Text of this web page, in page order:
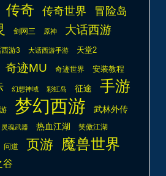
传奇 传奇世界 冒险岛
剑网三 原神 大话西游
游3 大话西游手游 天堂2
奇迹MU 奇迹世界 安装教程
幻想神域 彩虹岛 征途 手游
梦幻西游
武林外传
灵魂武器 热血江湖 笑傲江湖
问道 页游 魔兽世界
谷